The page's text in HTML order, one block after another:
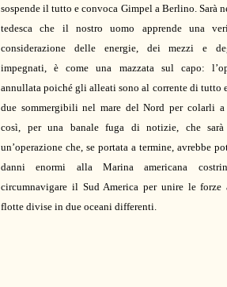
sospende il tutto e convoca Gimpel a Berlino. Sarà
tedesca che il nostro uomo apprende una
considerazione delle energie, dei mezzi e
impegnati, è come una mazzata sul capo:
annullata poiché gli alleati sono al corrente di tutto
due sommergibili nel mare del Nord per colarli a
così, per una banale fuga di notizie, che sarà
un’operazione che, se portata a termine, avrebbe
danni enormi alla Marina americana
circumnavigare il Sud America per unire le forze
flotte divise in due oceani differenti.